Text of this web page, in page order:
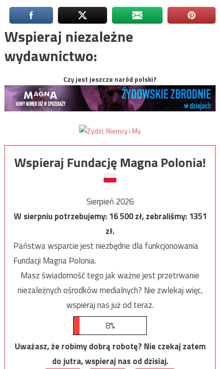
Wspieraj niezależne
wydawnictwo:
Czy jest jeszcze naród polski?
Wspieraj Fundację Magna Polonia!
Sierpień 2026
W sierpniu potrzebujemy:16 500zł, zebraliśmy:1351
zł.
Państwa wsparcie jest niezbędne dla funkcjonowania
Fundacji Magna Polonia.
Masz świadomość tego jak ważne jest przetrwanie
niezależnych ośrodków medialnych? Nie zwlekaj więc,
wspieraj nas już od teraz.
8%
Uważasz, że robimy dobrą robotę? Nie czekaj zatem
do jutra, wspieraj nas od dzisiaj.